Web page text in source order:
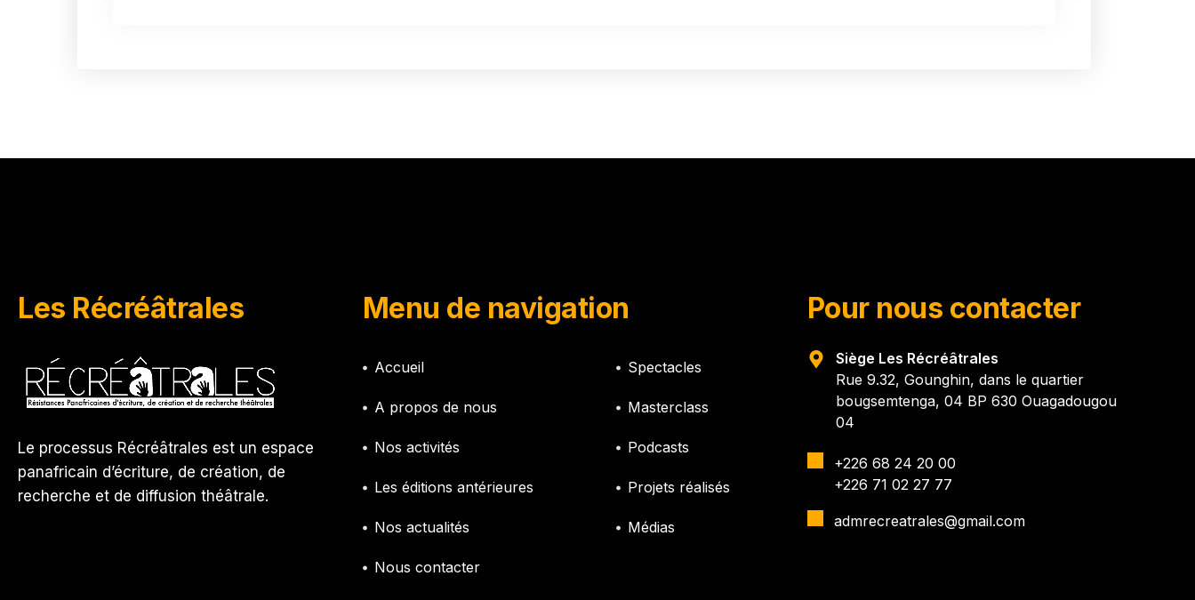
Les Récréâtrales
Le processus Récréâtrales est un espace
panafricain d’écriture, de création, de
recherche et de diffusion théâtrale.
Menu de navigation
Accueil
A propos de nous
Nos activités
Les éditions antérieures
Nos actualités
Nous contacter
Spectacles
Masterclass
Podcasts
Projets réalisés
Médias
Pour nous contacter
Siège Les Récréâtrales
Rue 9.32, Gounghin, dans le quartier
bougsemtenga, 04 BP 630 Ouagadougou
04
+226 68 24 20 00
+226 71 02 27 77
admrecreatrales@gmail.com